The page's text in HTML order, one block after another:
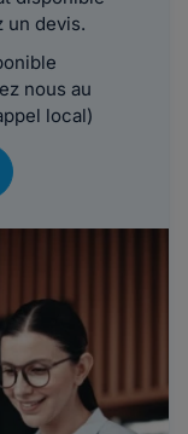
un devis.
nous au
local)